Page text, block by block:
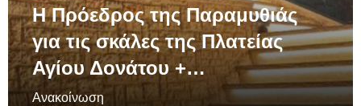
Η Πρόεδρος της Παραμυθιάς
για τις σκάλες της Πλατείας
Αγίου Δονάτου +…
Ανακοίνωση